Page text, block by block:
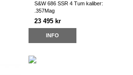
S&W 686 SSR 4 Tum kaliber:
.357Mag
23 495 kr
INFO